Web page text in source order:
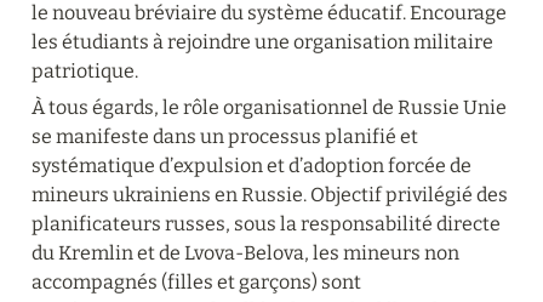
le nouveau bréviaire du système éducatif. Encourage
les étudiants à rejoindre une organisation militaire
patriotique.
À tous égards, le rôle organisationnel de Russie Unie
se manifeste dans un processus planifié et
systématique d’expulsion et d’adoption forcée de
mineurs ukrainiens en Russie. Objectif privilégié des
planificateurs russes, sous la responsabilité directe
du Kremlin et de Lvova-Belova, les mineurs non
accompagnés (filles et garçons) sont